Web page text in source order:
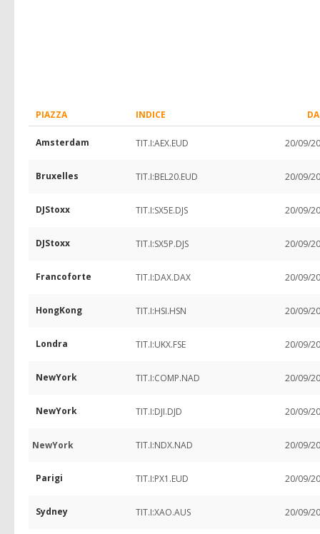
PIAZZA INDICE
Amsterdam TIT.I:AEX.EUD 20/09/
Bruxelles TIT.I:BEL20.EUD 20/09/
DJStoxx TIT.I:SX5E.DJS 20/09/
DJStoxx TIT.I:SX5P.DJS 20/09/
Francoforte TIT.I:DAX.DAX 20/09/
HongKong TIT.I:HSI.HSN 20/09/
Londra TIT.I:UKX.FSE 20/09/
NewYork TIT.I:COMP.NAD 20/09/
NewYork TIT.I:DJI.DJD 20/09/
NewYork TIT.I:NDX.NAD 20/09/
Parigi TIT.I:PX1.EUD 20/09/
Sydney TIT.I:XAO.AUS 20/09/